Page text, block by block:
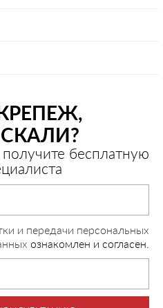
получите бесплатную
и передачи персональных
ознакомлен и согласен.